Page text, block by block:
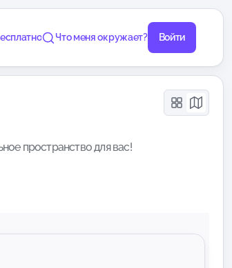
Что меня окружает? Войти
пространство для вас!